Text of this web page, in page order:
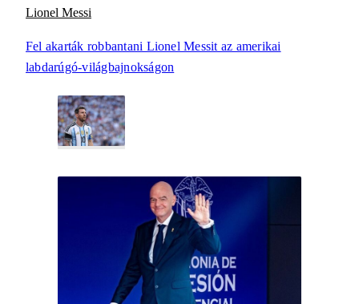
Lionel Messi
Fel akarták robbantani Lionel Messit az amerikai
labdarúgó-világbajnokságon